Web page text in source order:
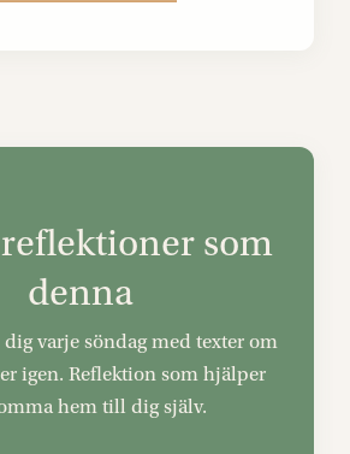
som
denna
varje söndag med texter om
igen. Reflektion som hjälper
hem till dig själv.